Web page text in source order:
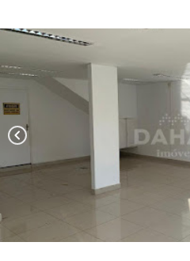
chevron_left